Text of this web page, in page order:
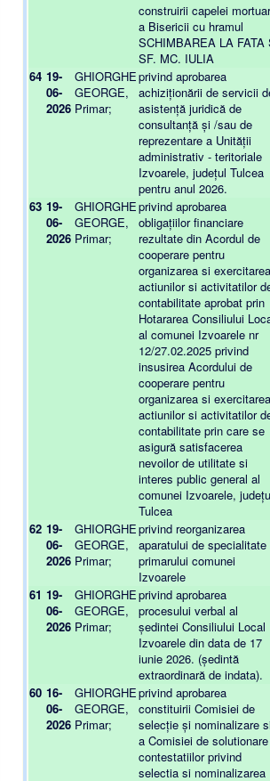
construirii capelei
a Bisericii cu hramul
SCHIMBAREA LA FATA
SF. MC. IULIA
64 19-
06-
2026
GHIORGHE
GEORGE,
Primar;
privind aprobarea
achiziționării de servicii
asistență juridică de
consultanță și /sau de
reprezentare a Unității
administrativ - teritoriale
Izvoarele, județul Tulcea
pentru anul 2026.
63 19-
06-
2026
GHIORGHE
GEORGE,
Primar;
privind aprobarea
obligațiilor financiare
rezultate din Acordul de
cooperare pentru
organizarea si exercitarea
actiunilor si activitatilor
contabilitate aprobat prin
Hotararea Consiliului
al comunei Izvoarele nr
12/27.02.2025 privind
insusirea Acordului de
cooperare pentru
organizarea si exercitarea
actiunilor si activitatilor
contabilitate prin care se
asigură satisfacerea
nevoilor de utilitate si
interes public general al
comunei Izvoarele,
Tulcea
62 19-
06-
2026
GHIORGHE
GEORGE,
Primar;
privind reorganizarea
aparatului de specialitate
primarului comunei
Izvoarele
61 19-
06-
2026
GHIORGHE
GEORGE,
Primar;
privind aprobarea
procesului verbal al
ședintei Consiliului Local
Izvoarele din data de 17
iunie 2026. (ședintă
extraordinară de indata).
60 16-
06-
2026
GHIORGHE
GEORGE,
Primar;
privind aprobarea
constituirii Comisiei de
selecție și nominalizare
a Comisiei de
contestatiilor privind
selectia si nominalizarea